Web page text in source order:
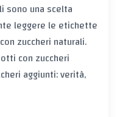
sono una scelta
leggere le etichette
zuccheri naturali.
con zuccheri
aggiunti: verità,